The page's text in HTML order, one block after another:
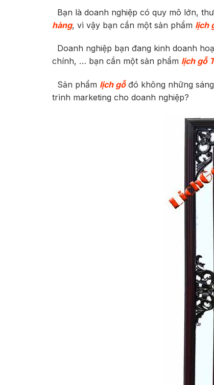
Bạn là doanh nghiệp có quy mô lớn,
hàng, vì vậy bạn cần một sản phẩm lịch
Doanh nghiệp bạn đang kinh doanh
chính, … bạn cần một sản phẩm lịch gỗ
Sản phẩm lịch gỗđó không những
trình marketing cho doanh nghiệp?